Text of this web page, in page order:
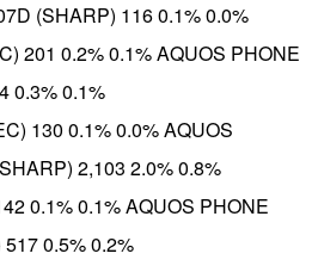
(SHARP) 116 0.1% 0.0%
201 0.2% 0.1% AQUOS PHONE
0.3% 0.1%
130 0.1% 0.0% AQUOS
2,103 2.0% 0.8%
0.1% 0.1% AQUOS PHONE
0.5% 0.2%